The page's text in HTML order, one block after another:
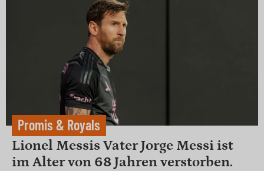
Promis & Royals
Lionel Messis Vater Jorge Messi ist
im Alter von 68 Jahren verstorben.